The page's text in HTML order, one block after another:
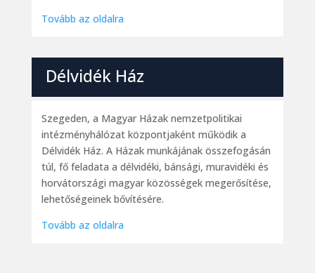
Tovább az oldalra
Délvidék Ház
Szegeden, a Magyar Házak nemzetpolitikai
intézményhálózat központjaként működik a
Délvidék Ház. A Házak munkájának összefogásán
túl, fő feladata a délvidéki, bánsági, muravidéki és
horvátországi magyar közösségek megerősítése,
lehetőségeinek bővítésére.
Tovább az oldalra